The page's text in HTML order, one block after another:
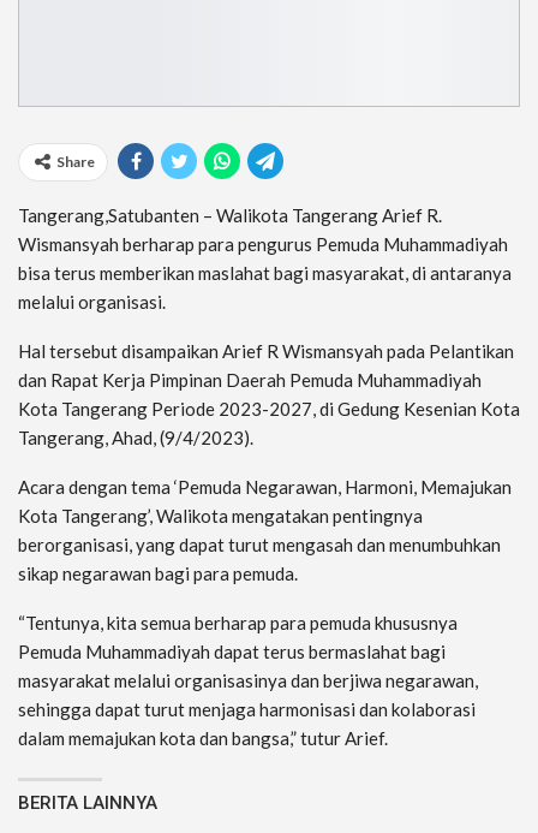
Share
Tangerang,Satubanten – Walikota Tangerang Arief R.
Wismansyah berharap para pengurus Pemuda Muhammadiyah
bisa terus memberikan maslahat bagi masyarakat, di antaranya
melalui organisasi.
Hal tersebut disampaikan Arief R Wismansyah pada Pelantikan
dan Rapat Kerja Pimpinan Daerah Pemuda Muhammadiyah
Kota Tangerang Periode 2023-2027, di Gedung Kesenian Kota
Tangerang, Ahad, (9/4/2023).
Acara dengan tema ‘Pemuda Negarawan, Harmoni, Memajukan
Kota Tangerang’, Walikota mengatakan pentingnya
berorganisasi, yang dapat turut mengasah dan menumbuhkan
sikap negarawan bagi para pemuda.
“Tentunya, kita semua berharap para pemuda khususnya
Pemuda Muhammadiyah dapat terus bermaslahat bagi
masyarakat melalui organisasinya dan berjiwa negarawan,
sehingga dapat turut menjaga harmonisasi dan kolaborasi
dalam memajukan kota dan bangsa,” tutur Arief.
BERITA LAINNYA